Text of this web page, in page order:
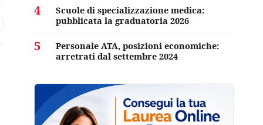
4
Scuole di specializzazione medica:
pubblicata la graduatoria 2026
5
Personale ATA, posizioni economiche:
arretrati dal settembre 2024